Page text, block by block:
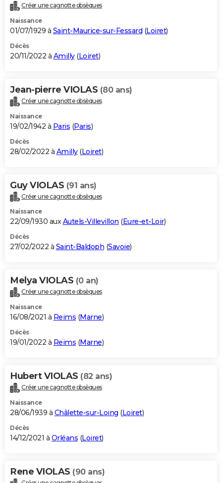
Créer une cagnotte obsèques
Naissance
01/07/1929 à Saint-Maurice-sur-Fessard (Loiret)
Décès
20/11/2022 à Amilly(Loiret)
Jean-pierre VIOLAS (80 ans)
Créer une cagnotte obsèques
Naissance
19/02/1942 à Paris (Paris)
Décès
28/02/2022 à Amilly(Loiret)
Guy VIOLAS (91 ans)
Créer une cagnotte obsèques
Naissance
22/09/1930 auxAutels-Villevillon (Eure-et-Loir)
Décès
27/02/2022 à Saint-Baldoph (Savoie)
Melya VIOLAS (0 an)
Créer une cagnotte obsèques
Naissance
16/08/2021 à Reims (Marne)
Décès
19/01/2022 à Reims (Marne)
Hubert VIOLAS (82 ans)
Créer une cagnotte obsèques
Naissance
28/06/1939 à Châlette-sur-Loing (Loiret)
Décès
14/12/2021 à Orléans (Loiret)
Rene VIOLAS (90 ans)